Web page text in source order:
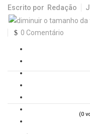
Escrito por Redação
0 Comentário
(0